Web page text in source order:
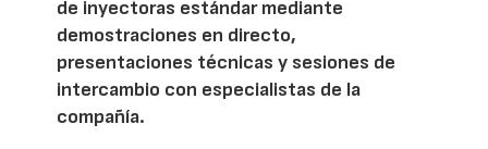
de inyectoras estándar mediante
demostraciones en directo,
presentaciones técnicas y sesiones de
intercambio con especialistas de la
compañía.